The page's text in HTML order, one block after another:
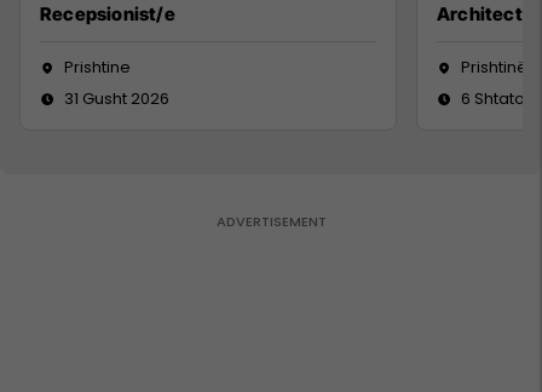
Recepsionist/e
Prishtine
31 Gusht 2026
Architect
Prishtinë
6 Shtator